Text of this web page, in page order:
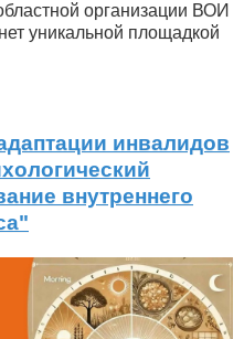
организации ВОИ
уникальной площадкой
инвалидов
внутреннего